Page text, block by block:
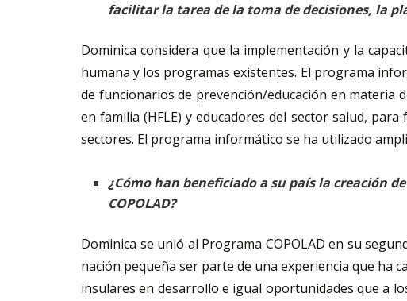
facilitar la tarea de la toma de decisiones, la
Dominica considera que la implementación y la
humana y los programas existentes. El programa
de funcionarios de prevención/educación en materia
en familia (HFLE) y educadores del sector salud,
sectores. El programa informático se ha utilizado
¿Cómo han beneficiado a su país la creación
COPOLAD?
Dominica se unió al Programa COPOLAD en su
nación pequeña ser parte de una experiencia que ha
insulares en desarrollo e igual oportunidades que a